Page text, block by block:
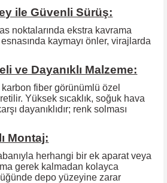
ile Güvenli Sürüş:
noktalarında ekstra kavrama
kaymayı önler, virajlarda
ve Dayanıklı Malzeme:
fiber görünümlü özel
Yüksek sıcaklık, soğuk hava
dayanıklıdır; renk solması
Montaj:
herhangi bir ek aparat veya
gerek kalmadan kolayca
depo yüzeyine zarar